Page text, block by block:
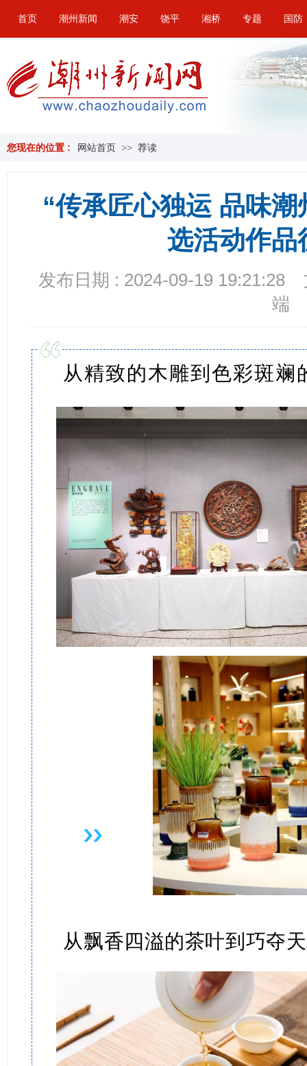
首页 潮州新闻 潮安 饶平 湘桥 专题 国防
您现在的位置 : 网站首页 >> 荐读
“传承匠心独运 品味
选活动作品
发布日期 : 2024-09-19 19:21:28
端
从精致的木雕到色彩斑斓
从飘香四溢的茶叶到巧夺